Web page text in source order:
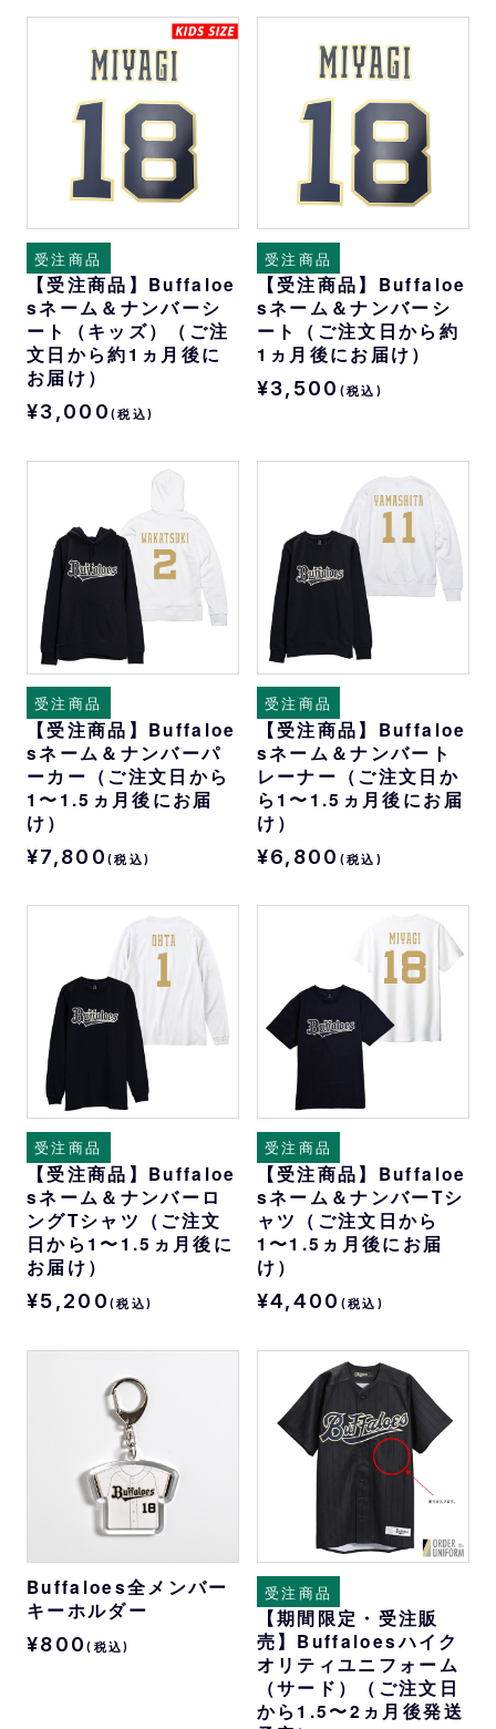
受注商品
【受注商品】Buffaloe
sネーム＆ナンバーシ
ート（キッズ）（ご注
文日から約1ヵ月後に
お届け）
¥3,000 (税込)
受注商品
【受注商品】Buffaloe
sネーム＆ナンバーシ
ート（ご注文日から約
1ヵ月後にお届け）
¥3,500 (税込)
受注商品
【受注商品】Buffaloe
sネーム＆ナンバーパ
ーカー（ご注文日から
1〜1.5ヵ月後にお届
け）
¥7,800 (税込)
受注商品
【受注商品】Buffaloe
sネーム＆ナンバート
レーナー（ご注文日か
ら1〜1.5ヵ月後にお届
け）
¥6,800 (税込)
受注商品
【受注商品】Buffaloe
sネーム＆ナンバーロ
ングTシャツ（ご注文
日から1〜1.5ヵ月後に
お届け）
¥5,200 (税込)
受注商品
【受注商品】Buffaloe
sネーム＆ナンバーTシ
ャツ（ご注文日から
1〜1.5ヵ月後にお届
け）
¥4,400 (税込)
Buffaloes全メンバー
キーホルダー
¥800(税込)
受注商品
【期間限定・受注販
売】Buffaloesハイク
オリティユニフォーム
（サード）（ご注文日
から1.5〜2ヵ月後発送